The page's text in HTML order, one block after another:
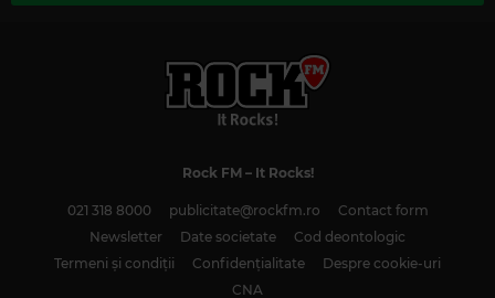
Rock FM– It Rocks!
021 318 8000 publicitate@rockfm.ro
Contact form
Newsletter
Date societate
Cod deontologic
Termeni și condiții
Confidențialitate
Despre cookie-uri
CNA